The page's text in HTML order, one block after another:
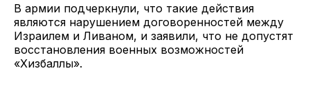
В армии подчеркнули, что такие действия
являются нарушением договоренностей между
Израилем и Ливаном, и заявили, что не допустят
восстановления военных возможностей
«Хизбаллы».